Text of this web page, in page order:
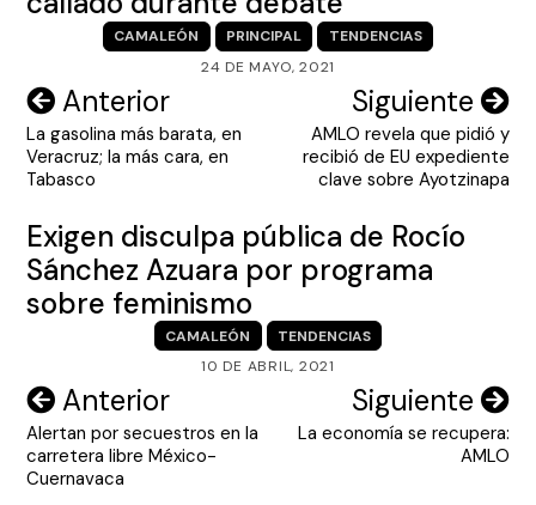
CAMALEÓN PRINCIPAL
TENDENCIAS
24 DE MAYO, 2021
Navegación
de
entradas
Anterior
La gasolina más barata, en
Veracruz; la más cara, en
Tabasco
Siguiente
AMLO revela que pidió y
recibió de EU expediente
clave sobre Ayotzinapa
Exigen disculpa pública de Rocío
Sánchez Azuara por programa
sobre feminismo
CAMALEÓN
TENDENCIAS
10 DE ABRIL, 2021
Navegación
de
entradas
Anterior
Alertan por secuestros en la
carretera libre México-
Cuernavaca
Siguiente
La economía se recupera:
AMLO